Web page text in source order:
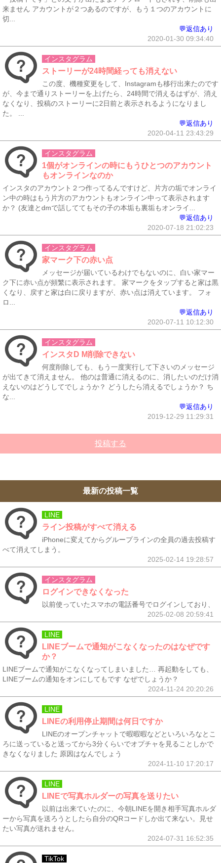
来ません アカウントが２つあるのですが、もう１つのアカウントに
切...
💬返信あり
2020-01-30 09:34:40
インスタグラム
ストーリーが24時間経っても消えない
この度、機種変更をして、Instagramも移行出来たのです
が、今まで通りストーリーを上げたら、24時間で消えるはずが、消え
なくなり、投稿のストーリーに2日前と表示されるようになりまし
た。 ...
💬返信あり
2020-04-11 23:43:29
インスタグラム
1個がオンラインの時にもうひとつのアカウント
もオンラインなのか
インスタのアカウント２つ作ってるんですけど、片方の垢でオンライ
ン中の時はもう片方のアカウントもオンライン中って表示されます
か？ (友達とdmで話しててもその子の本垢も裏垢もオンライ...
💬返信あり
2020-07-18 21:02:23
インスタグラム
家マーク下の赤い点
メッセージが届いているわけでもないのに、白い家マー
ク下に赤い点が頻繁に表示されます。 家マークをタップすると家は黒
くなり、戻すと家は白に戻りますが、赤い点は消えています。 フォ
ロ...
💬返信あり
2020-07-11 10:12:30
インスタグラム
インスタD M削除できない
何度削除しても、もう一度実行して下さいのメッセージ
が出てきて消えません。 他のは普通に消えるのに、消したいのだけ消
えないのはどうしてでしょうか？ どうしたら消えるでしょうか？ ち
な...
💬返信あり
2019-12-29 11:29:31
投稿する
最新の投稿一覧
LINE
ライン投稿がすべて消える
iPhoneに変えてからグループラインの全員の過去投稿す
べて消えてしまう。
2025-02-14 19:28:57
インスタグラム
ログインできなくなった
以前使っていたスマホの電話番号でログインしており、
2025-02-08 20:59:41
LINE
LINEブームで通知がこなくなったのはなぜです
か？
LINEブームで通知がこなくなってしまいました… 再起動をしても、
LINEブームの通知をオンにしてもです なぜでしょうか？
2024-11-24 20:20:26
LINE
LINEの利用停止期間は何日ですか
LINEのオープンチャットで暇暇暇などといろいろなとこ
ろに送っていると送ってから3分くらいでオプチャを見ることしかで
きなくなりました 原因はなんでしょう
2024-11-10 17:20:17
LINE
LINEで写真ホルダーの写真を送りたい
以前は出来ていたのに、今朝LINEを開き相手写真ホルダ
ーから写真を送ろうとしたら自分のQRコードしか出て来ない。見せ
たい写真が送れません。
2024-07-31 16:52:35
TikTok